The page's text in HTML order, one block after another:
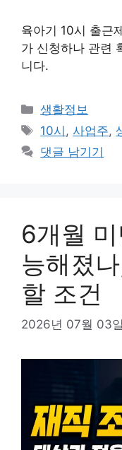
육아기 10시 출근
가 신청하나 관련
니다.
카
테
리
생활정보
태
그
10시 ,사업주,
댓글 남기기
6개월
능해졌
할 조건
2026년 07월 03일